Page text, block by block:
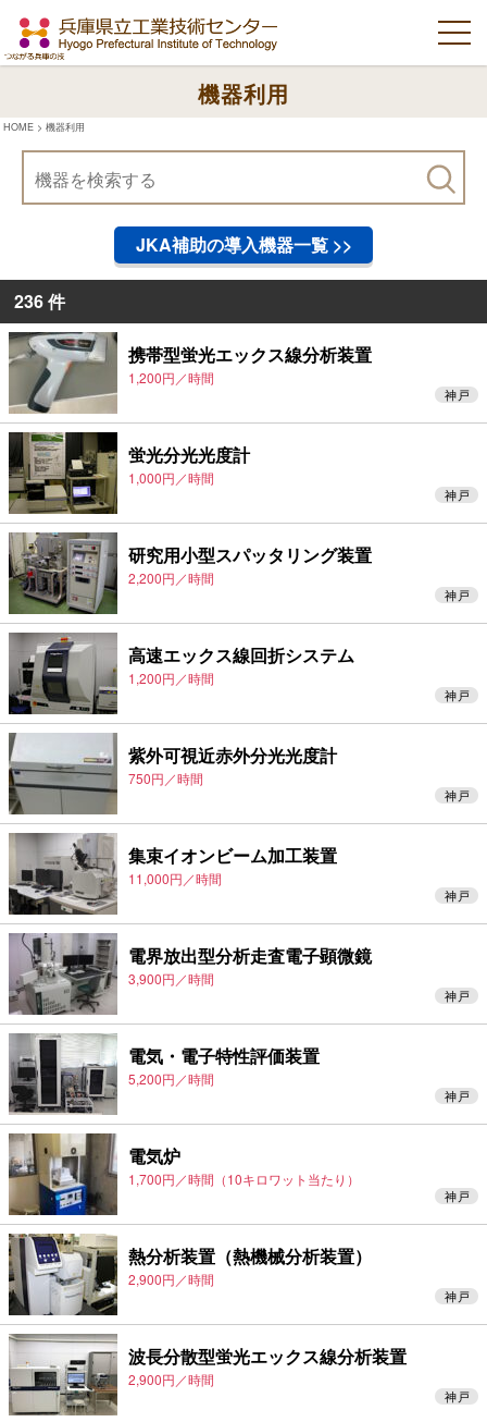
機器利用
HOME > 機器利用
JKA補助の導入機器一覧 >>
236 件
携帯型蛍光エックス線分析装置
1,200円／時間
神戸
蛍光分光光度計
1,000円／時間
神戸
研究用小型スパッタリング装置
2,200円／時間
神戸
高速エックス線回折システム
1,200円／時間
神戸
紫外可視近赤外分光光度計
750円／時間
神戸
集束イオンビーム加工装置
11,000円／時間
神戸
電界放出型分析走査電子顕微鏡
3,900円／時間
神戸
電気・電子特性評価装置
5,200円／時間
神戸
電気炉
1,700円／時間（10キロワット当たり）
神戸
熱分析装置（熱機械分析装置）
2,900円／時間
神戸
波長分散型蛍光エックス線分析装置
2,900円／時間
神戸